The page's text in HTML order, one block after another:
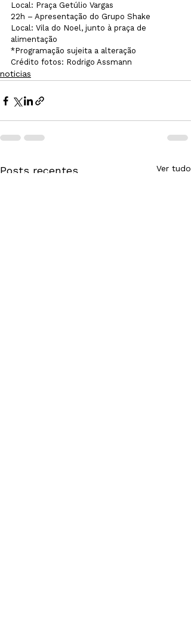
Local: Praça Getúlio Vargas
22h – Apresentação do Grupo Shake
Local: Vila do Noel, junto à praça de
alimentação
*Programação sujeita a alteração
Crédito fotos: Rodrigo Assmann
noticias
Posts recentes Ver tudo